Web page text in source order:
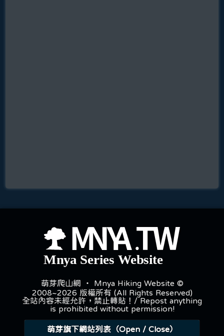
萌芽爬山網 ‧ Mnya Hiking Website ©
2008~2026 版權所有 (All Rights Reserved)
全站內容未經允許，禁止轉貼！/ Repost anything
is prohibited without permission!
萌芽旗下網站列表（Open / Close）